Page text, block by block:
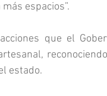
espacios”.
que el
estado.